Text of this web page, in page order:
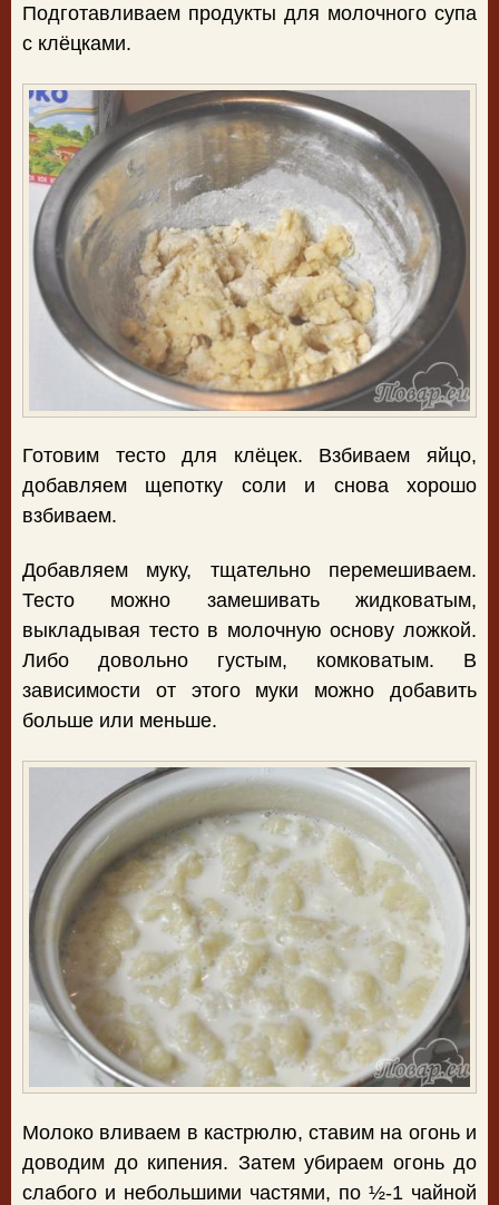
Подготавливаем продукты для молочного супа
с клёцками.
Готовим тесто для клёцек. Взбиваем яйцо,
добавляем щепотку соли и снова хорошо
взбиваем.
Добавляем муку, тщательно перемешиваем.
Тесто можно замешивать жидковатым,
выкладывая тесто в молочную основу ложкой.
Либо довольно густым, комковатым. В
зависимости от этого муки можно добавить
больше или меньше.
Молоко вливаем в кастрюлю, ставим на огонь и
доводим до кипения. Затем убираем огонь до
слабого и небольшими частями, по ½-1 чайной